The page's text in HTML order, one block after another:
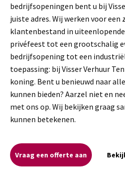
bedrijfsopeningen bent u bij
juiste adres. Wij werken voor
klantenbestand in uiteenlopende
privéfeest tot een grootschalig
bedrijfsopening tot een
toepassing: bij Visser Verhuur
koning. Bent u benieuwd naar
kunnen bieden? Aarzel niet en
met ons op. Wij bekijken graag
kunnen betekenen.
Vraag een offerte aan